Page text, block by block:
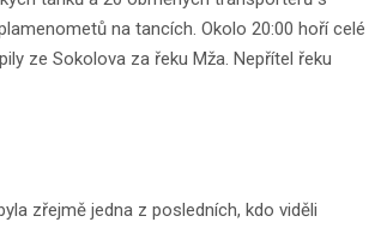
na tancích. Okolo 20:00 hoří celé
ze Sokolova za řeku Mža. Nepřítel řeku
zřejmě jedna z posledních, kdo viděli